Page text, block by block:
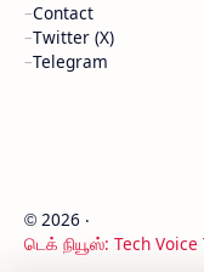
Contact
Twitter (X)
Telegram
© 2026 ‧
டெக் நியூஸ்: Tech